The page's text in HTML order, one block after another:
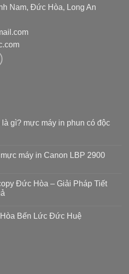
Nam, Đức Hòa, Long An
gì? mực máy in phun có độc
máy in Canon LBP 2900
Đức Hòa – Giải Pháp Tiết
Bến Lức Đức Huệ